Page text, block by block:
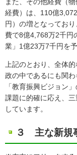
経費）は、110億
円）の増となってお
費で8億4,768万2千円
業」1億23万7千円を
上記のとおり、全体
政の中であるにも関
「教育振興ビジョン
課題に的確に応え、
しています。
３ 主な新規